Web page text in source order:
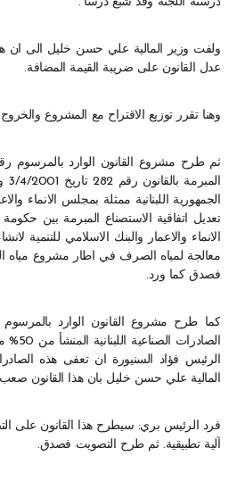
ولفت وزير المالية علي حسن خليل الى ان
عدل القانون على ضريبة القيمة المضافة.
وهنا تقرر توزيع الاقتراح مع المشروع
الجمهورية اللبنانية ممثلة بمجلس الانماء
تعديل اتفاقية الاستصناع المبرمة بين حكومة
الانماء والاعمار والبنك الاسلامي
معالجة لمياه الصرف في اطار مشروع مياه
فصدق كما ورد.
الرئيس فؤاد السنيورة ان تعفى هذه
المالية علي حسن خليل بان هذا القانون صعب
فرد الرئيس بري: سيطرح هذا القانون على
آلية تطبيقية. ثم طرح التصويت فصدق.